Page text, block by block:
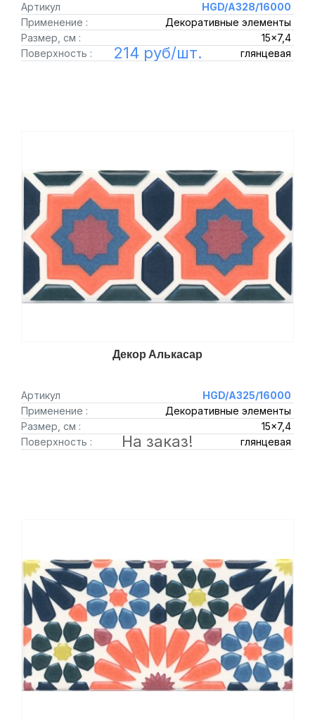
Артикул
HGD/A328/16000
Применение :
Декоративные элементы
Размер, см :
15x7,4
Поверхность :
глянцевая
214 руб/шт.
Декор Алькасар
Артикул
HGD/A325/16000
Применение :
Декоративные элементы
Размер, см :
15x7,4
Поверхность :
глянцевая
На заказ!